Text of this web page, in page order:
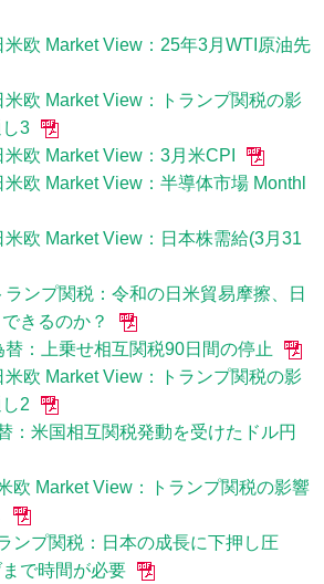
欧 Market View：25年3月WTI原油先
欧 Market View：トランプ関税の影
3
欧 Market View：3月米CPI
欧 Market View：半導体市場 Monthl
欧 Market View：日本株需給(3月31
ンプ関税：令和の日米貿易摩擦、日
きるのか？
：上乗せ相互関税90日間の停止
欧 Market View：トランプ関税の影
2
：米国相互関税発動を受けたドル円
欧 Market View：トランプ関税の影響
ンプ関税：日本の成長に下押し圧
で時間が必要